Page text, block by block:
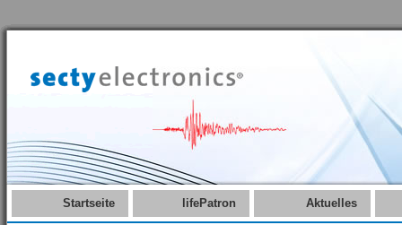
Startseite lifePatron Aktuelles